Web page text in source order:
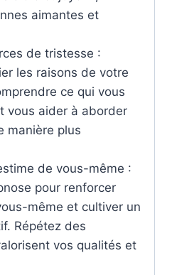
aimantes et
de tristesse :
les raisons de votre
ce qui vous
vous aider à aborder
manière plus
de vous-même :
pour renforcer
même et cultiver un
Répétez des
vos qualités et